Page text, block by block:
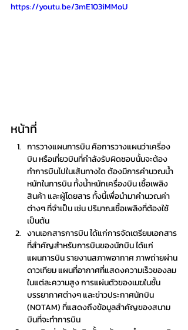
https://youtu.be/3mE103iMMoU
หน้าที่
การวางแผนการบิน คือการวางแผนว่าเครื่อง
บิน หรือเที่ยวบินที่กำลังรับผิดชอบนั้นจะต้อง
ทำการบินไปในเส้นทางใด ต้องมีการคำนวณน้ำ
หนักในการบิน ทั้งน้ำหนักเครื่องบิน เชื้อเพลิง
สินค้า และผู้โดยสาร ทั้งนี้เพื่อนำมาคำนวณค่า
ต่างๆ ที่จำเป็น เช่น ปริมาณเชื้อเพลิงที่ต้องใช้
เป็นต้น
งานเอกสารการบิน ได้แก่การจัดเตรียมเอกสาร
ที่สำคัญสำหรับการบินของนักบิน ได้แก่
แผนการบิน รายงานสภาพอากาศ ภาพถ่ายผ่าน
ดาวเทียม แผนที่อากาศที่แสดงความเร็วของลม
ในแต่ละความสูง การแผ่นตัวของเมฆในชั้น
บรรยากาศต่างๆ และข่าวประกาศนักบิน
(NOTAM) ที่แสดงถึงข้อมูลสำคัญของสนาม
บินที่จะทำการบิน